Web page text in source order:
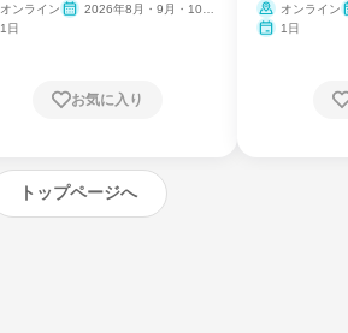
オンライン
2026年8月・9月・10
1日
お気に入り
オンライン
1日
トップページへ